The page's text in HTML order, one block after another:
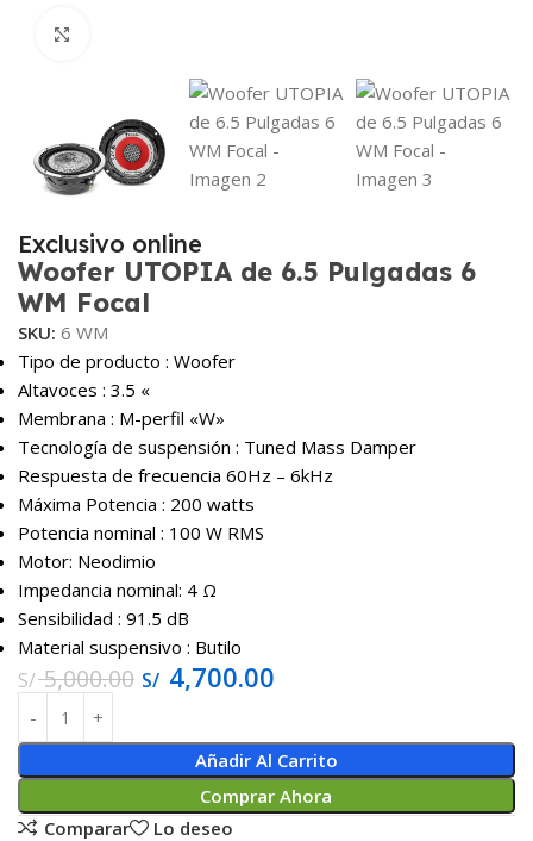
Exclusivo online
Woofer UTOPIA de 6.5 Pulgadas 6
WM Focal
SKU: 6 WM
Tipo de producto : Woofer
Altavoces : 3.5 «
Membrana : M-perfil «W»
Tecnología de suspensión : Tuned Mass Damper
Respuesta de frecuencia 60Hz – 6kHz
Máxima Potencia : 200 watts
Potencia nominal : 100 W RMS
Motor: Neodimio
Impedancia nominal: 4 Ω
Sensibilidad : 91.5 dB
Material suspensivo : Butilo
S/5,000.00 S/ 4,700.00
Añadir Al Carrito
Comprar Ahora
Comparar
Lo deseo